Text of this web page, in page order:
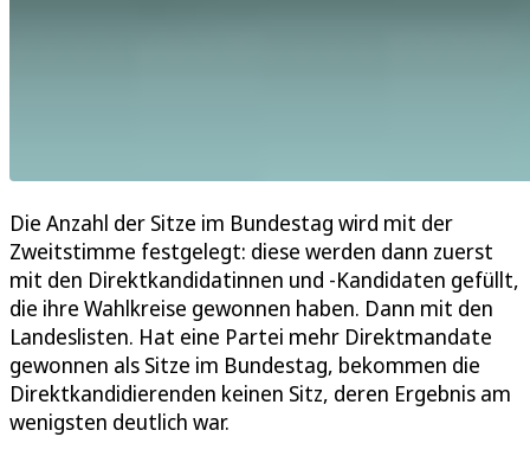
Die Anzahl der Sitze im Bundestag wird mit der
Zweitstimme festgelegt: diese werden dann zuerst
mit den Direktkandidatinnen und -Kandidaten gefüllt,
die ihre Wahlkreise gewonnen haben. Dann mit den
Landeslisten. Hat eine Partei mehr Direktmandate
gewonnen als Sitze im Bundestag, bekommen die
Direktkandidierenden keinen Sitz, deren Ergebnis am
wenigsten deutlich war.